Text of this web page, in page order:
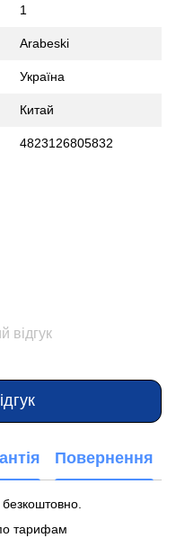
1
Arabeski
Україна
Китай
4823126805832
відгук
Повернення
тарифам